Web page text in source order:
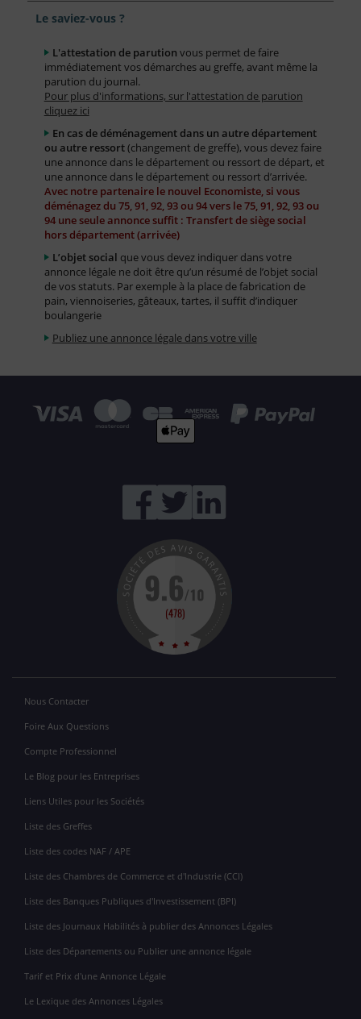
Le saviez-vous ?
L'attestation de parution vous permet de faire
immédiatement vos démarches au greffe, avant même la
parution du journal.
Pour plus d'informations, sur l'attestation de parution
cliquez ici
En cas de déménagement dans un autre département
ou autre ressort(changement de greffe), vous devez faire
une annonce dans le département ou ressort de départ, et
une annonce dans le département ou ressort d’arrivée.
Avec notre partenaire le nouvel Economiste, si vous
déménagez du 75, 91, 92, 93 ou 94 vers le 75, 91, 92, 93 ou
94 une seule annonce suffit : Transfert de siège social
hors département (arrivée)
L’objet social que vous devez indiquer dans votre
annonce légale ne doit être qu’un résumé de l’objet social
de vos statuts. Par exemple à la place de fabrication de
pain, viennoiseries, gâteaux, tartes, il suffit d’indiquer
boulangerie
Publiez une annonce légale dans votre ville
Nous Contacter
Foire Aux Questions
Compte Professionnel
Le Blog pour les Entreprises
Liens Utiles pour les Sociétés
Liste des Greffes
Liste des codes NAF / APE
Liste des Chambres de Commerce et d'Industrie (CCI)
Liste des Banques Publiques d'Investissement (BPI)
Liste des Journaux Habilités à publier des Annonces Légales
Liste des Départements ou Publier une annonce légale
Tarif et Prix d'une Annonce Légale
Le Lexique des Annonces Légales